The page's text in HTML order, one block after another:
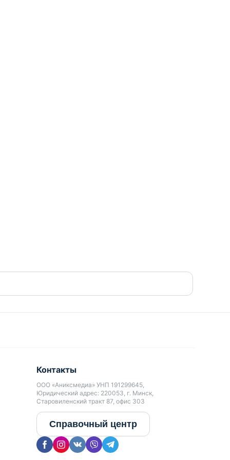
Контакты
ООО «Аниксмедиа» УНП 191299645,
Юридический адрес: 220053, г. Минск,
Старовиленский тракт 87, офис 303
Справочный центр